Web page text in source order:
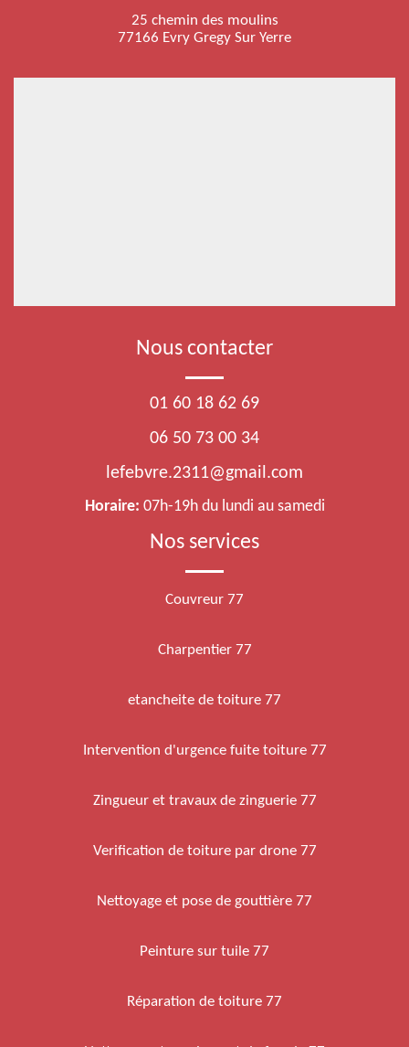
25 chemin des moulins
77166 Evry Gregy Sur Yerre
Nous contacter
01 60 18 62 69
06 50 73 00 34
lefebvre.2311@gmail.com
Horaire: 07h-19h du lundi au samedi
Nos services
Couvreur 77
Charpentier 77
etancheite de toiture 77
Intervention d'urgence fuite toiture 77
Zingueur et travaux de zinguerie 77
Verification de toiture par drone 77
Nettoyage et pose de gouttière 77
Peinture sur tuile 77
Réparation de toiture 77